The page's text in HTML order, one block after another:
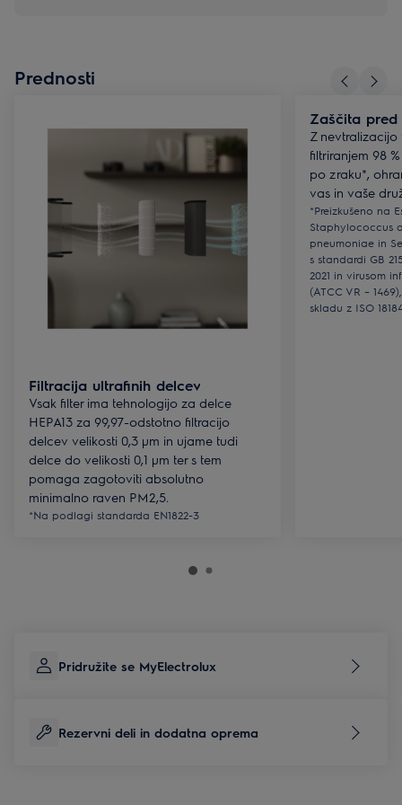
Prednosti
Filtracija ultrafinih delcev
Vsak filter ima tehnologijo za delce
HEPA13 za 99,97-odstotno filtracijo
delcev velikosti 0,3 µm in ujame tudi
delce do velikosti 0,1 µm ter s tem
pomaga zagotoviti absolutno
minimalno raven PM2,5.
*Na podlagi standarda EN1822-3
Zaščita
Z nevtralizacijo
filtriranjem 98
po zraku*,
vas in vaše
*Preizkušeno na
Staphylococcus
pneumoniae in
s standardi GB
2021 in virusom
(ATCC VR –
skladu z ISO
Pridružite se MyElectrolux
Rezervni deli in dodatna oprema